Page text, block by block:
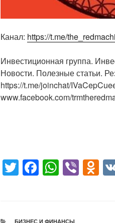
Канал: https://t.me/
Инвестиционная группа.
Новости. Полезные статьи.
https://t.me/joinchat/
www.facebook.com/
T
wi
er
F
a
e
W
h
s
Vi
b
O
d
РУБРИКИ
БИЗНЕС И ФИНАНСЫ